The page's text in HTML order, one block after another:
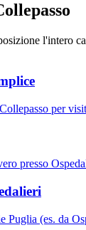
l'intero
per
presso
Puglia (es. da